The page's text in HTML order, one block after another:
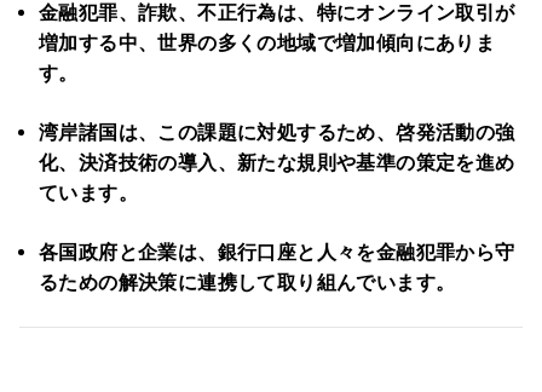
金融犯罪、詐欺、不正行為は、特にオンライン取引が
増加する中、世界の多くの地域で増加傾向にありま
す。
湾岸諸国は、この課題に対処するため、啓発活動の強
化、決済技術の導入、新たな規則や基準の策定を進め
ています。
各国政府と企業は、銀行口座と人々を金融犯罪から守
るための解決策に連携して取り組んでいます。